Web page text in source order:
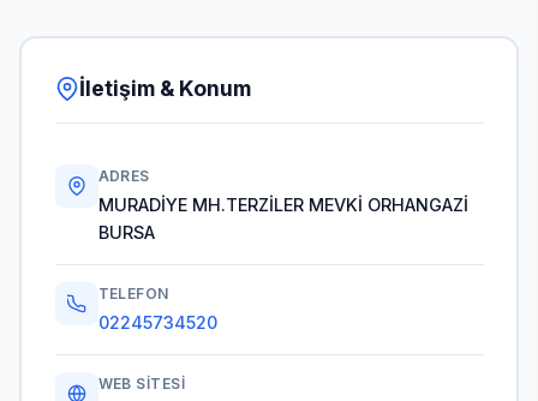
İletişim & Konum
ADRES
MURADİYE MH.TERZİLER MEVKİ ORHANGAZİ
BURSA
TELEFON
02245734520
WEB SITESI